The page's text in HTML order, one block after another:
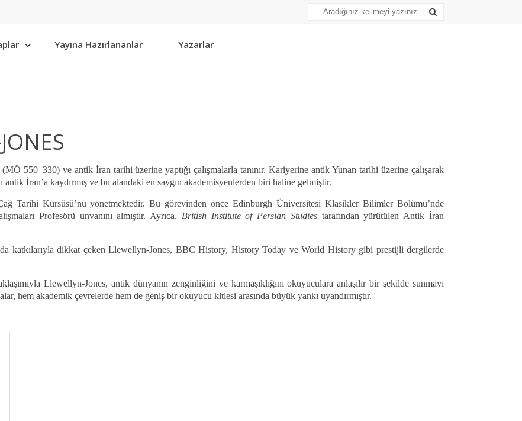
Yayına Hazırlananlar Yazarlar
550–330) ve antik İran tarihi üzerine yaptığı çalışmalarla tanınır. Kariyerine antik Yunan tarihi üzerine çalışarak
İran’a kaydırmış ve bu alandaki en saygın akademisyenlerden biri haline gelmiştir.
Tarihi Kürsüsü’nü yönetmektedir. Bu görevinden önce Edinburgh Üniversitesi Klasikler Bilimler Bölümü’nde
Profesörü unvanını almıştır. Ayrıca, British Institute of Persian Studiestarafından yürütülen Antik İran
da katkılarıyla dikkat çeken Llewellyn-Jones, BBC History, History Today ve World History gibi prestijli dergilerde
Llewellyn-Jones, antik dünyanın zenginliğini ve karmaşıklığını okuyuculara anlaşılır bir şekilde sunmayı
hem akademik çevrelerde hem de geniş bir okuyucu kitlesi arasında büyük yankı uyandırmıştır.